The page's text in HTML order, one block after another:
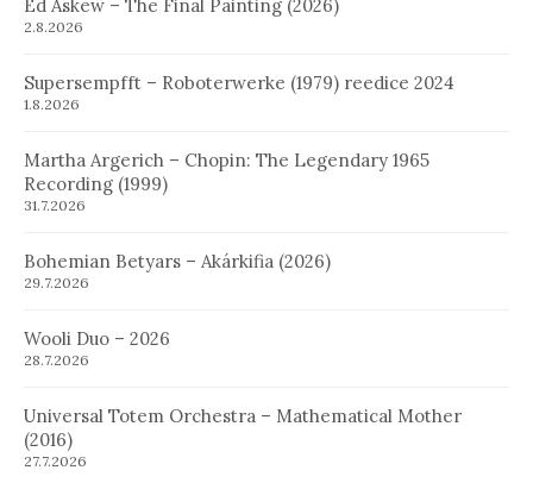
Ed Askew – The Final Painting (2026)
2.8.2026
Supersempfft – Roboterwerke (1979) reedice 2024
1.8.2026
Martha Argerich – Chopin: The Legendary 1965
Recording (1999)
31.7.2026
Bohemian Betyars – Akárkifia (2026)
29.7.2026
Wooli Duo – 2026
28.7.2026
Universal Totem Orchestra – Mathematical Mother
(2016)
27.7.2026